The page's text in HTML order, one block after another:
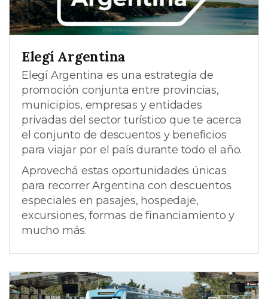
Elegí Argentina
Elegí Argentina es una estrategia de
promoción conjunta entre provincias,
municipios, empresas y entidades
privadas del sector turístico que te acerca
el conjunto de descuentos y beneficios
para viajar por el país durante todo el año.
Aprovechá estas oportunidades únicas
para recorrer Argentina con descuentos
especiales en pasajes, hospedaje,
excursiones, formas de financiamiento y
mucho más.